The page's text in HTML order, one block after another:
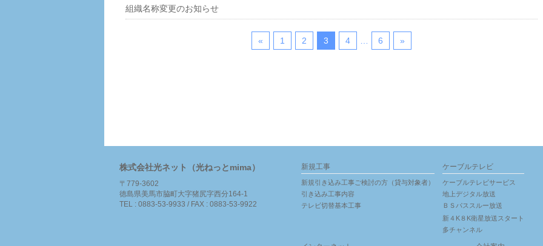
組織名称変更のお知らせ
« 1 2 3 4 6 »
株式会社光ネット（光ねっとmima）
〒779-3602
徳島県美馬市脇町大字猪尻字西分164-1
TEL : 0883-53-9933 / FAX : 0883-53-9922
新規工事
新規引き込み工事ご検討の方（貸与対象者）
引き込み工事内容
テレビ切替基本工事
ケーブルテレビ
ケーブルテレビサービス
地上デジタル放送
ＢＳパススルー放送
新４K８K衛星放送スタート
多チャンネル